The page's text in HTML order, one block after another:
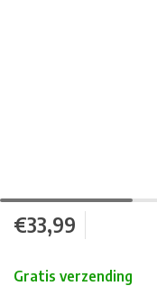
€33,99
Gratis verzending